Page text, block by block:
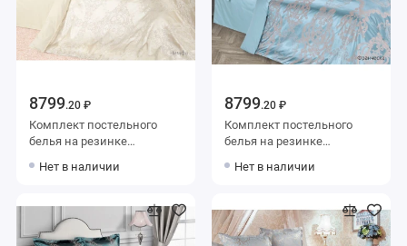
8799.20 ₽
Комплект постельного
белья на резинке
жаккард с наволочками
наволочками 70х70 2 шт
Узор Ecotex
Нет в наличии
8799.20 ₽
Комплект постельного
белья на резинке
жаккард с наволочками
наволочками 70х70 2 шт
Узор Ecotex
Нет в наличии